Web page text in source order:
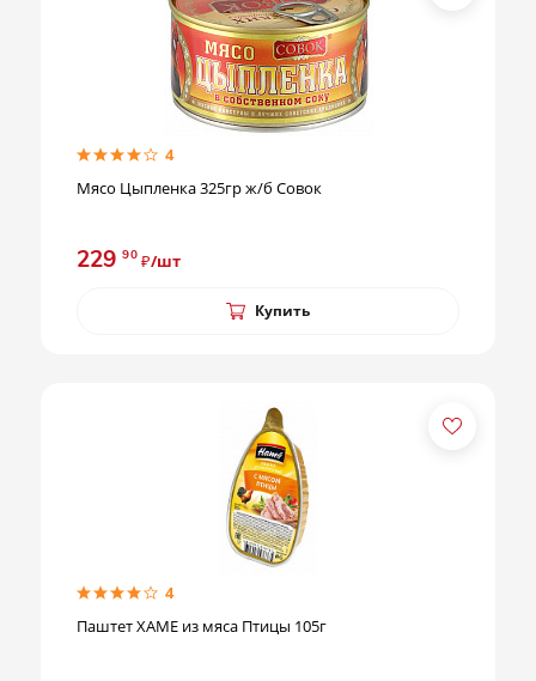
4
Мясо Цыпленка 325гр ж/б Совок
229 90 ₽/шт
Купить
4
Паштет ХАМЕ из мяса Птицы 105г